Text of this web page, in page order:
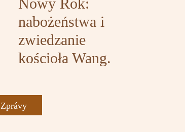
nabożeństwa i
zwiedzanie
kościoła Wang.
Zprávy